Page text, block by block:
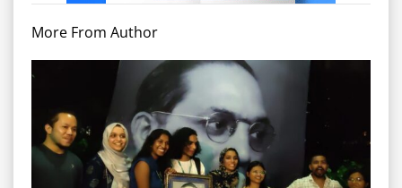
More From Author